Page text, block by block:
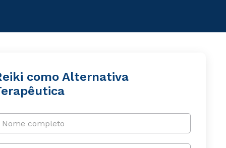
como Alternativa
Nome completo